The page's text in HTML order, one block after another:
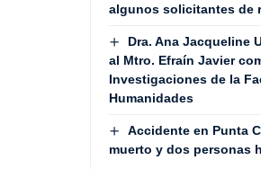
algunos solicitantes de
Dra. Ana Jacqueline
al Mtro. Efraín Javier
Investigaciones de la
Humanidades
Accidente en Punta
muerto y dos personas